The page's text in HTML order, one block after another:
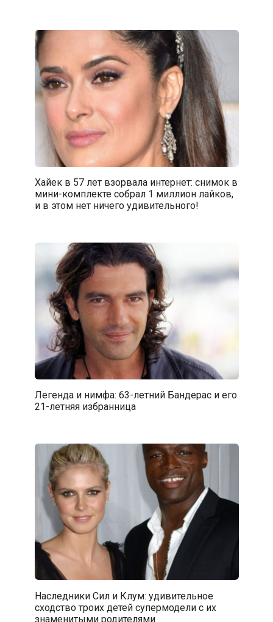
Хайек в 57 лет взорвала интернет: снимок в
мини-комплекте собрал 1 миллион лайков,
и в этом нет ничего удивительного!
Легенда и нимфа: 63-летний Бандерас и его
21-летняя избранница
Наследники Сил и Клум: удивительное
сходство троих детей супермодели с их
знаменитыми родителями